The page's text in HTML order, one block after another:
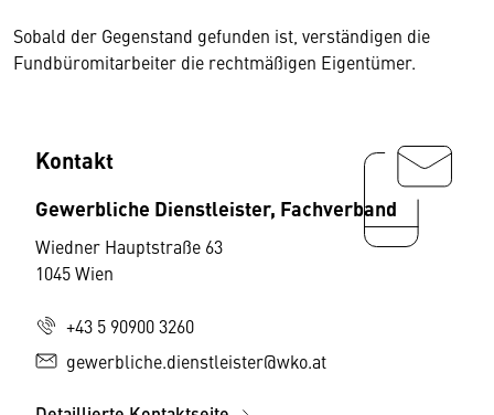
Sobald der Gegenstand gefunden ist, verständigen die
Fundbüromitarbeiter die rechtmäßigen Eigentümer.
Kontakt
Gewerbliche Dienstleister, Fachverband
Wiedner Hauptstraße 63
1045 Wien
+43 5 90900 3260
gewerbliche.dienstleister@wko.at